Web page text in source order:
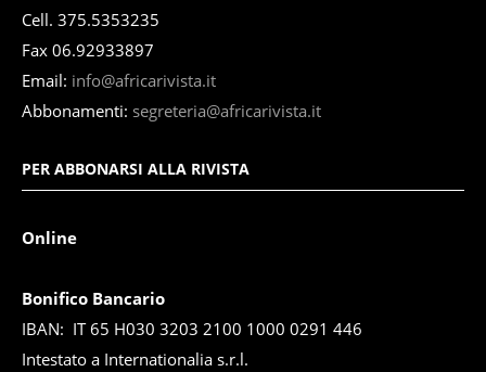
Cell. 375.5353235
Fax 06.92933897
Email: info@africarivista.it
Abbonamenti: segreteria@africarivista.it
PER ABBONARSI ALLA RIVISTA
Online
Bonifico Bancario
IBAN: IT 65 H030 3203 2100 1000 0291 446
Intestato a Internationalia s.r.l.